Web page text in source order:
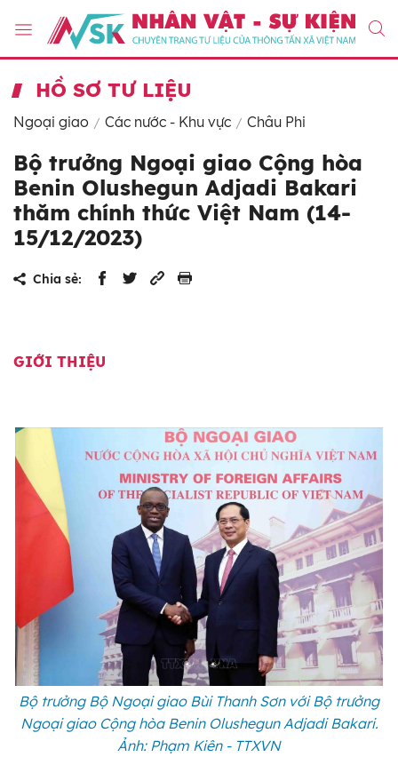
HỒ SƠ TƯ LIỆU
Ngoại giao Các nước - Khu vực Châu Phi
Bộ trưởng Ngoại giao Cộng hòa
Benin Olushegun Adjadi Bakari
thăm chính thức Việt Nam (14-
15/12/2023)
Chia sẻ:
GIỚI THIỆU
Bộ trưởng Bộ Ngoại giao Bùi Thanh Sơn với Bộ trưởng
Ngoại giao Cộng hòa Benin Olushegun Adjadi Bakari.
Ảnh: Phạm Kiên - TTXVN